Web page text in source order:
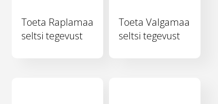
Toeta Raplamaa
seltsi tegevust
Toeta Valgamaa
seltsi tegevust